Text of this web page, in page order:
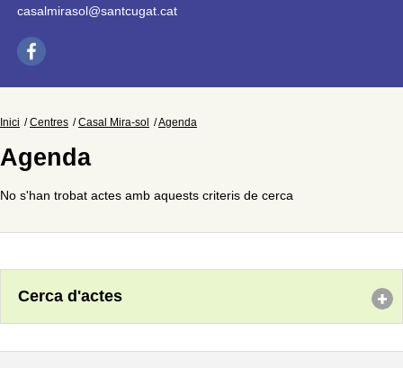
casalmirasol@santcugat.cat
Inici Centres Casal Mira-sol Agenda
Agenda
No s'han trobat actes amb aquests criteris de cerca
Cerca d'actes